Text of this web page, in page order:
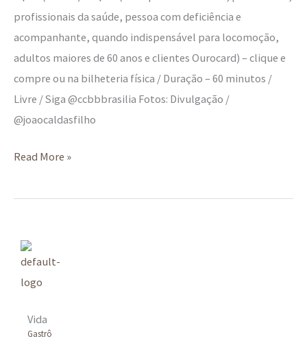
profissionais da saúde, pessoa com deficiência e
acompanhante, quando indispensável para locomoção,
adultos maiores de 60 anos e clientes Ourocard) – clique e
compre ou na bilheteria física / Duração – 60 minutos /
Livre / Siga @ccbbbrasilia Fotos: Divulgação /
@joaocaldasfilho
Read More »
Vida
Gastrô